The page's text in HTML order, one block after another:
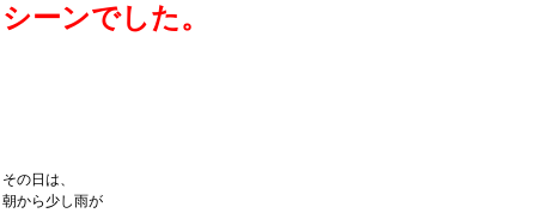
シーンでした。
その日は、
朝から少し雨が